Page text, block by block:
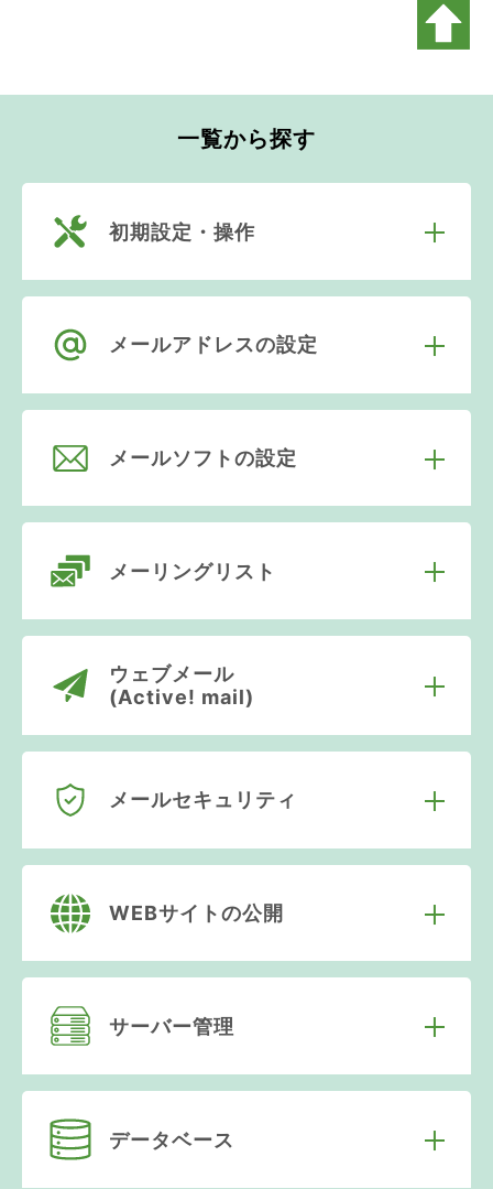
一覧から探す
初期設定・操作
メールアドレスの設定
メールソフトの設定
メーリングリスト
ウェブメール
(Active! mail)
メールセキュリティ
WEBサイトの公開
サーバー管理
データベース